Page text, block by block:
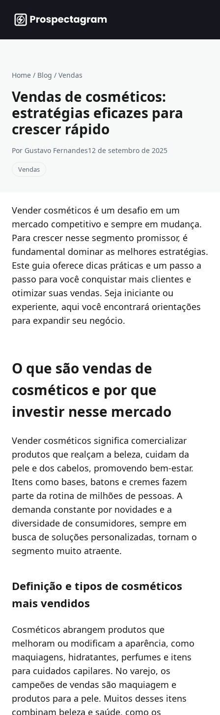
Home / Blog / Vendas
Vendas de cosméticos:
estratégias eficazes para
crescer rápido
Por Gustavo Fernandes12 de setembro de 2025
Vendas
Vender cosméticos é um desafio em um
mercado competitivo e sempre em mudança.
Para crescer nesse segmento promissor, é
fundamental dominar as melhores estratégias.
Este guia oferece dicas práticas e um passo a
passo para você conquistar mais clientes e
otimizar suas vendas. Seja iniciante ou
experiente, aqui você encontrará orientações
para expandir seu negócio.
O que são vendas de
cosméticos e por que
investir nesse mercado
Vender cosméticos significa comercializar
produtos que realçam a beleza, cuidam da
pele e dos cabelos, promovendo bem-estar.
Itens como bases, batons e cremes fazem
parte da rotina de milhões de pessoas. A
demanda constante por novidades e a
diversidade de consumidores, sempre em
busca de soluções personalizadas, tornam o
segmento muito atraente.
Definição e tipos de cosméticos
mais vendidos
Cosméticos abrangem produtos que
melhoram ou modificam a aparência, como
maquiagens, hidratantes, perfumes e itens
para cuidados capilares. No varejo, os
campeões de vendas são maquiagem e
produtos para a pele. Muitos desses itens
combinam beleza e saúde, como os